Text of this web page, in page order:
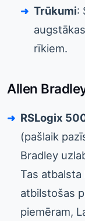
Trūkumi:
rīkiem.
Allen
RSLogix
(pašlaik
Bradley
Tas atbalsta
atbilstošas
piemēram,